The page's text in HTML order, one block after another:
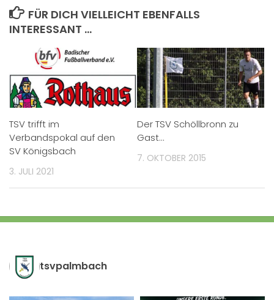
FÜR DICH VIELLEICHT EBENFALLS
INTERESSANT …
TSV trifft im
Verbandspokal auf den
SV Königsbach
3. JULI 2021
Der TSV Schöllbronn zu
Gast…
7. OKTOBER 2015
tsvpalmbach